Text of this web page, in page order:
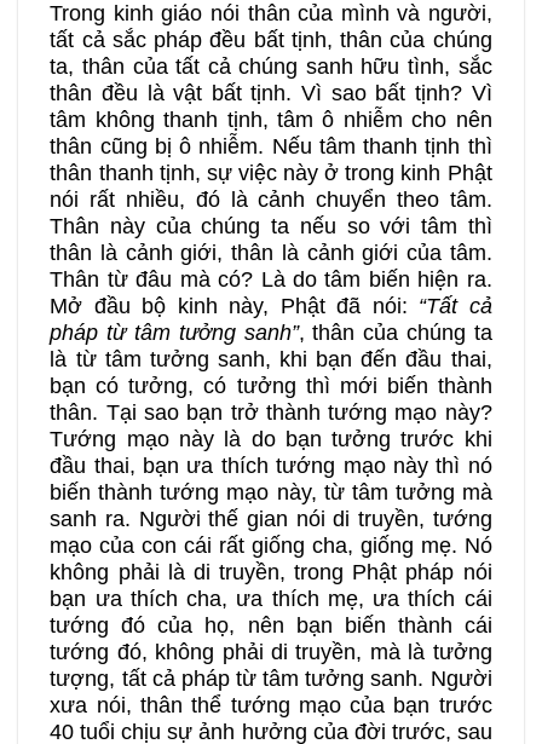
Trong kinh giáo nói thân của mình và người,
tất cả sắc pháp đều bất tịnh, thân của chúng
ta, thân của tất cả chúng sanh hữu tình, sắc
thân đều là vật bất tịnh. Vì sao bất tịnh? Vì
tâm không thanh tịnh, tâm ô nhiễm cho nên
thân cũng bị ô nhiễm. Nếu tâm thanh tịnh thì
thân thanh tịnh, sự việc này ở trong kinh Phật
nói rất nhiều, đó là cảnh chuyển theo tâm.
Thân này của chúng ta nếu so với tâm thì
thân là cảnh giới, thân là cảnh giới của tâm.
Thân từ đâu mà có? Là do tâm biến hiện ra.
Mở đầu bộ kinh này, Phật đã nói: “Tất cả
pháp từ tâm tưởng sanh”, thân của chúng ta
là từ tâm tưởng sanh, khi bạn đến đầu thai,
bạn có tưởng, có tưởng thì mới biến thành
thân. Tại sao bạn trở thành tướng mạo này?
Tướng mạo này là do bạn tưởng trước khi
đầu thai, bạn ưa thích tướng mạo này thì nó
biến thành tướng mạo này, từ tâm tưởng mà
sanh ra. Người thế gian nói di truyền, tướng
mạo của con cái rất giống cha, giống mẹ. Nó
không phải là di truyền, trong Phật pháp nói
bạn ưa thích cha, ưa thích mẹ, ưa thích cái
tướng đó của họ, nên bạn biến thành cái
tướng đó, không phải di truyền, mà là tưởng
tượng, tất cả pháp từ tâm tưởng sanh. Người
xưa nói, thân thể tướng mạo của bạn trước
40 tuổi chịu sự ảnh hưởng của đời trước, sau